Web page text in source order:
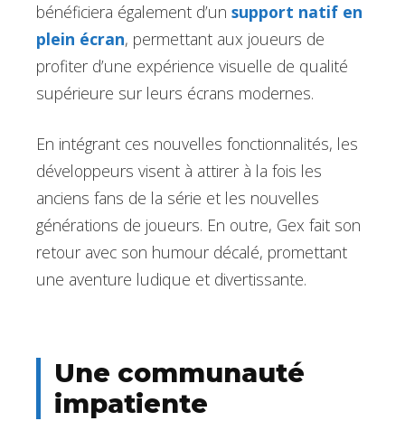
bénéficiera également d’un support natif en
plein écran, permettant aux joueurs de
profiter d’une expérience visuelle de qualité
supérieure sur leurs écrans modernes.
En intégrant ces nouvelles fonctionnalités, les
développeurs visent à attirer à la fois les
anciens fans de la série et les nouvelles
générations de joueurs. En outre, Gex fait son
retour avec son humour décalé, promettant
une aventure ludique et divertissante.
Une communauté
impatiente